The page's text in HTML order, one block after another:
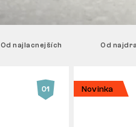
Od najlacnejších Od
Novinka